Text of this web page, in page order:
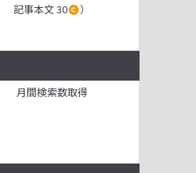
記事本文 30
）
月間検索数取得